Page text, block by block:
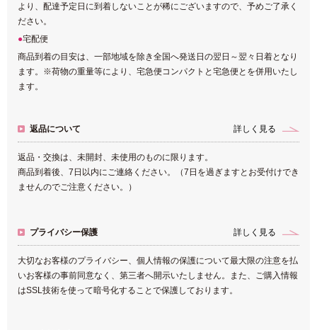
より、配達予定日に到着しないことが稀にございますので、予めご了承く
ださい。
宅配便
商品到着の目安は、一部地域を除き全国へ発送日の翌日～翌々日着となり
ます。※荷物の重量等により、宅急便コンパクトと宅急便とを併用いたし
ます。
返品について 詳しく見る
返品・交換は、未開封、未使用のものに限ります。
商品到着後、7日以内にご連絡ください。（7日を過ぎますとお受付けでき
ませんのでご注意ください。）
プライバシー保護 詳しく見る
大切なお客様のプライバシー、個人情報の保護について最大限の注意を払
いお客様の事前同意なく、第三者へ開示いたしません。また、ご購入情報
はSSL技術を使って暗号化することで保護しております。